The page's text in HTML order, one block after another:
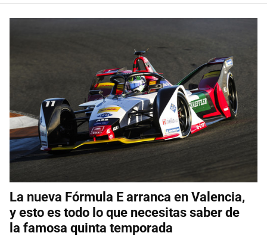
La nueva Fórmula E arranca en Valencia,
y esto es todo lo que necesitas saber de
la famosa quinta temporada